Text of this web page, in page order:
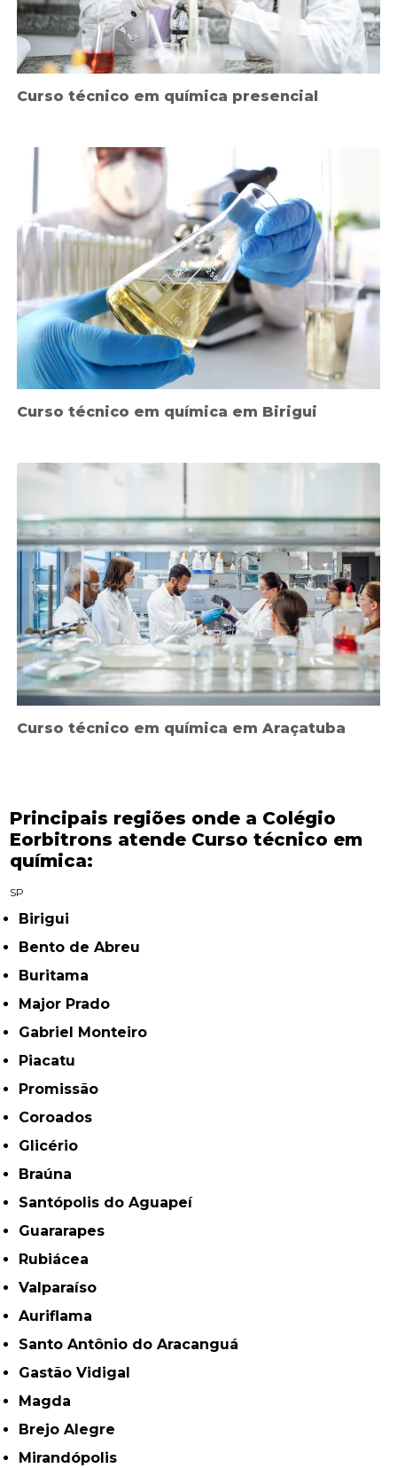
Curso técnico em química presencial
Curso técnico em química em Birigui
Curso técnico em química em Araçatuba
Principais regiões onde a Colégio
Eorbitrons atende Curso técnico em
química:
SP
Birigui
Bento de Abreu
Buritama
Major Prado
Gabriel Monteiro
Piacatu
Promissão
Coroados
Glicério
Braúna
Santópolis do Aguapeí
Guararapes
Rubiácea
Valparaíso
Auriflama
Santo Antônio do Aracanguá
Gastão Vidigal
Magda
Brejo Alegre
Mirandópolis